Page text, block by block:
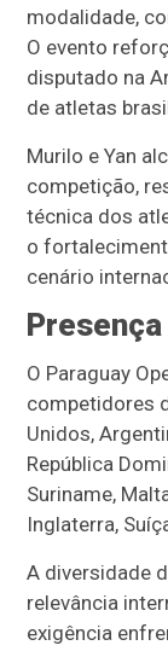
modalidade,
O evento
disputado na
de atletas
Murilo e Yan
competição,
técnica dos
o
cenário
O Paraguay
competidores
Unidos,
República
Suriname,
Inglaterra,
A diversidade
relevância
exigência